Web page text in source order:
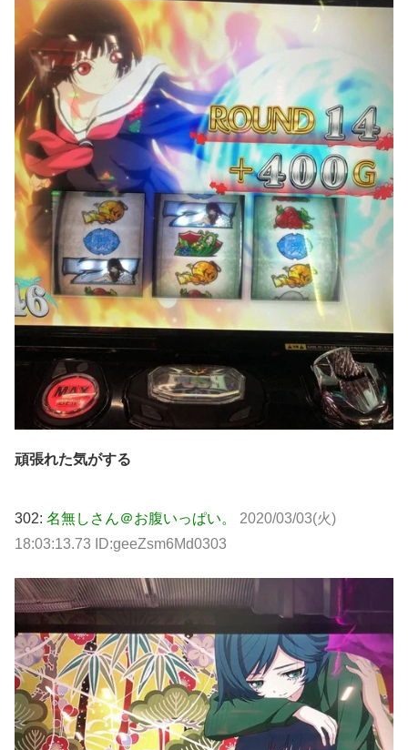
頑張れた気がする
302: 名無しさん＠お腹いっぱい。
2020/03/03(火)
18:03:13.73 ID:geeZsm6Md0303